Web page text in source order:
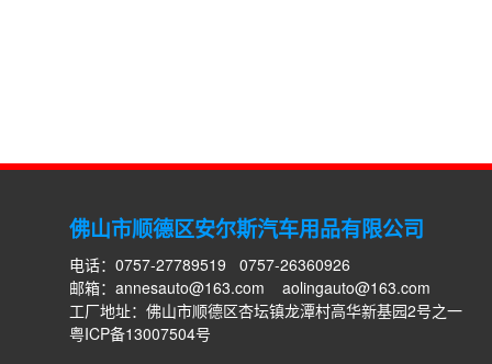
佛山市顺德区安尔斯汽车用品有限公司
电话：0757-27789519 0757-26360926
邮箱： annesauto@163.com
aolingauto@163.com
工厂地址：佛山市顺德区杏坛镇龙潭村高华新基园2号之一
粤ICP备13007504号